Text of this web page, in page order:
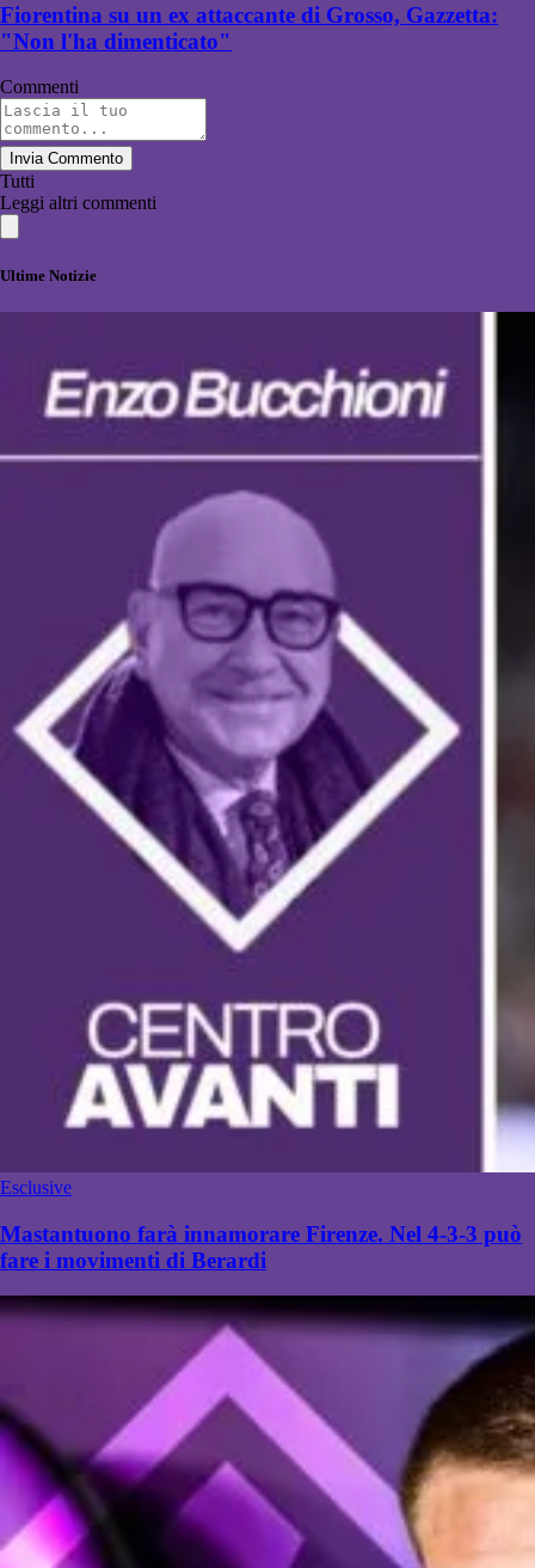
Fiorentina su un ex attaccante di Grosso, Gazzetta:
"Non l'ha dimenticato"
Commenti
Invia Commento
Tutti
Leggi altri commenti
Ultime Notizie
Esclusive
Mastantuono farà innamorare Firenze. Nel 4-3-3 può
fare i movimenti di Berardi